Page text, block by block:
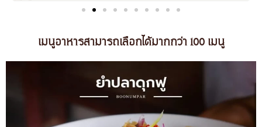
เมนูอาหารสามารถเลือกได้มากกว่า 100 เมนู